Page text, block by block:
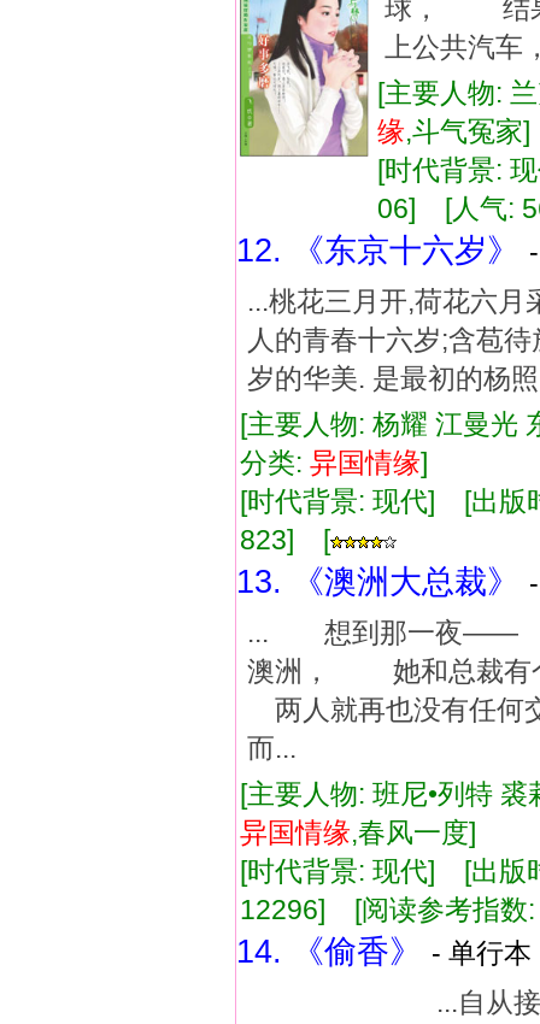
球， 结
上公共汽
[主要人物:
缘,斗气冤
[时代背景:
06] [人气:
12. 《东京十六岁》
...桃花三月开,荷花六月
人的青春十六岁;含苞
岁的华美. 是最初的杨
[主要人物: 杨耀 江曼
分类: 异国情缘]
[时代背景: 现代] [出
823] [
13. 《澳洲大总裁》
... 想到那一夜——
澳洲， 她和总裁有
两人就再也没有任
而...
[主要人物: 班尼•列特
异国情缘,春风一度]
[时代背景: 现代] [出
12296] [阅读参考指数:
14. 《偷香》
- 单行
...自从